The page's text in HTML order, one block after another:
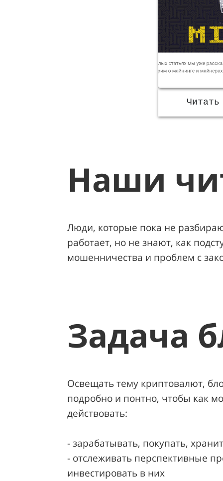
Наши
Люди, которые пока не
работает, но не знают, как
мошенничества и проблем с
Задача
Освещать тему криптовалют,
подробно и понтно, чтобы как
действовать:
- зарабатывать, покупать,
- отслеживать перспективные
инвестировать в них